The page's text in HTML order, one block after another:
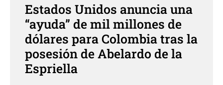
Estados Unidos anuncia una
“ayuda” de mil millones de
dólares para Colombia tras la
posesión de Abelardo de la
Espriella